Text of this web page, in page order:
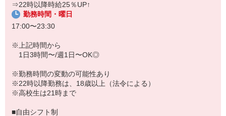
⇒22時以降時給25％UP↑
勤務時間・曜日
17:00〜23:30
※上記時間から
1日3時間〜/週1日〜OK◎
※勤務時間の変動の可能性あり
※22時以降勤務は、18歳以上（法令による）
※高校生は21時まで
■自由シフト制